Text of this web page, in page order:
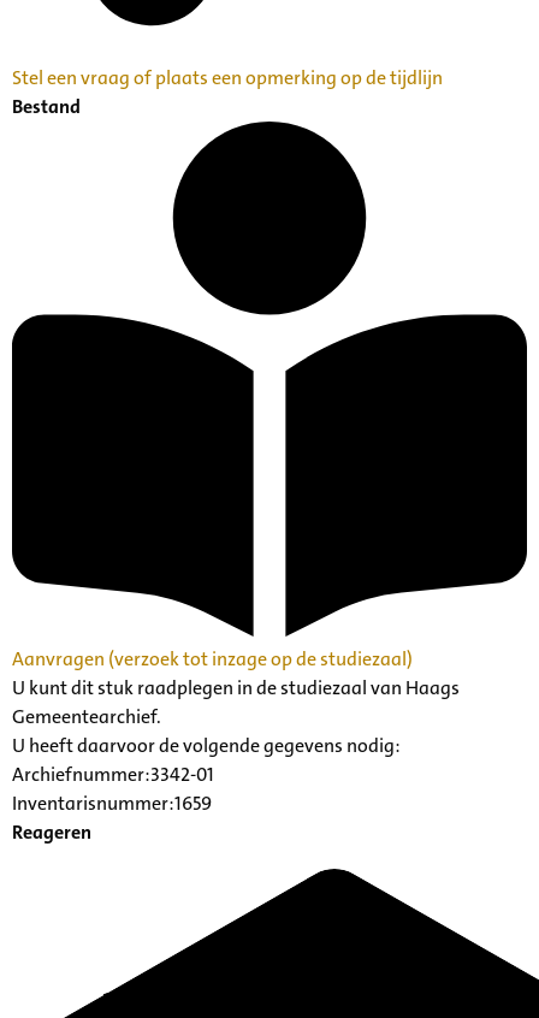
Stel een vraag of plaats een opmerking op de tijdlijn
Bestand
Aanvragen (verzoek tot inzage op de studiezaal)
U kunt dit stuk raadplegen in de studiezaal van Haags
Gemeentearchief.
U heeft daarvoor de volgende gegevens nodig:
Archiefnummer:3342-01
Inventarisnummer:1659
Reageren